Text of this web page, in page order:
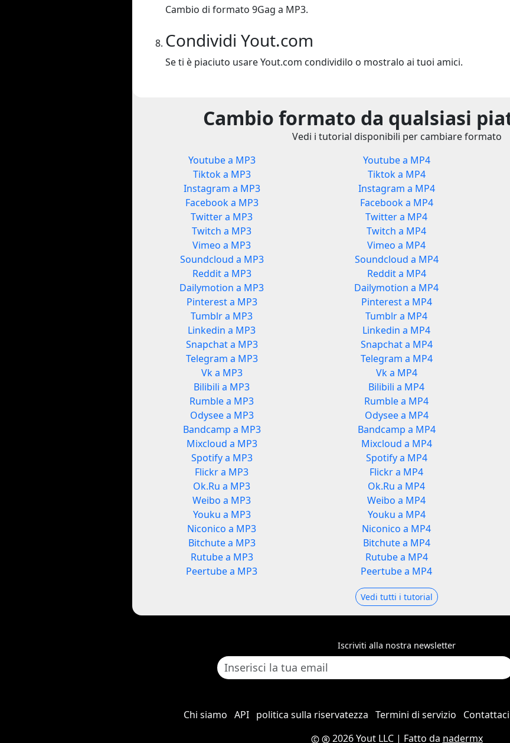
Cambio di formato 9Gag a MP3.
Condividi Yout.com
Se ti è piaciuto usare Yout.com condividilo o mostralo ai tuoi amici.
Cambio formato da qualsiasi
Vedi i tutorial disponibili per cambiare formato
Youtube a MP3
Tiktok a MP3
Instagram a MP3
Facebook a MP3
Twitter a MP3
Twitch a MP3
Vimeo a MP3
Soundcloud a MP3
Reddit a MP3
Dailymotion a MP3
Pinterest a MP3
Tumblr a MP3
Linkedin a MP3
Snapchat a MP3
Telegram a MP3
Vk a MP3
Bilibili a MP3
Rumble a MP3
Odysee a MP3
Bandcamp a MP3
Mixcloud a MP3
Spotify a MP3
Flickr a MP3
Ok.Ru a MP3
Weibo a MP3
Youku a MP3
Niconico a MP3
Bitchute a MP3
Rutube a MP3
Peertube a MP3
Youtube a MP4
Tiktok a MP4
Instagram a MP4
Facebook a MP4
Twitter a MP4
Twitch a MP4
Vimeo a MP4
Soundcloud a MP4
Reddit a MP4
Dailymotion a MP4
Pinterest a MP4
Tumblr a MP4
Linkedin a MP4
Snapchat a MP4
Telegram a MP4
Vk a MP4
Bilibili a MP4
Rumble a MP4
Odysee a MP4
Bandcamp a MP4
Mixcloud a MP4
Spotify a MP4
Flickr a MP4
Ok.Ru a MP4
Weibo a MP4
Youku a MP4
Niconico a MP4
Bitchute a MP4
Rutube a MP4
Peertube a MP4
Vedi tutti i tutorial
Iscriviti alla nostra newsletter
Chi siamo API politica sulla riservatezza Termini di servizio Contattaci
2026 Yout LLC| Fatto da nadermx